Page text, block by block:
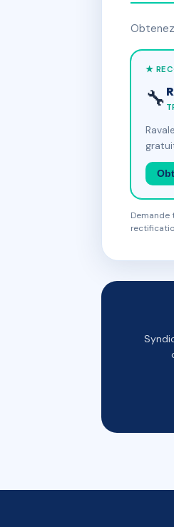
★
🔧
Demande